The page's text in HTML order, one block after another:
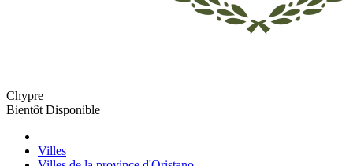
Chypre
Bientôt Disponible
Villes